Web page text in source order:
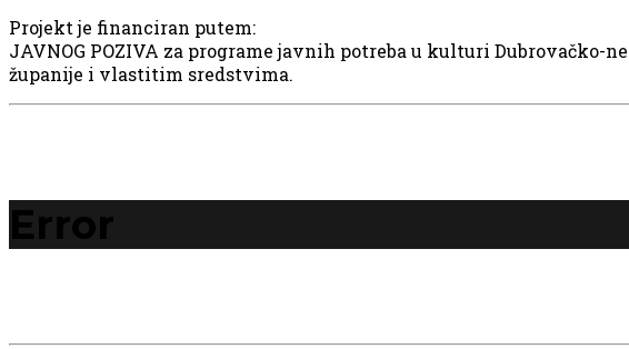
Projekt je financiran putem:
JAVNOG POZIVA za programe javnih potreba u kulturi Dubrovačko-
županije i vlastitim sredstvima.
Error